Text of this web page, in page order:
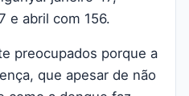
e abril com 156.
preocupados porque a
que apesar de não